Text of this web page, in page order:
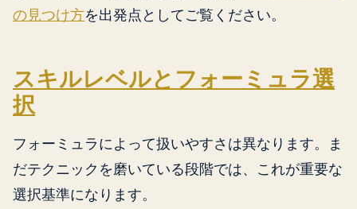
の見つけ方を出発点としてご覧ください。
スキルレベルとフォーミュラ選
択
フォーミュラによって扱いやすさは異なります。ま
だテクニックを磨いている段階では、これが重要な
選択基準になります。